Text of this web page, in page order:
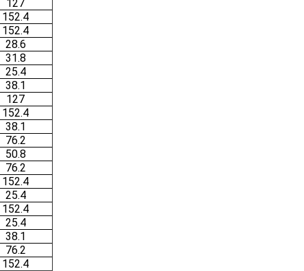
127
152.4
152.4
28.6
31.8
25.4
38.1
127
152.4
38.1
76.2
50.8
76.2
152.4
25.4
152.4
25.4
38.1
76.2
152.4